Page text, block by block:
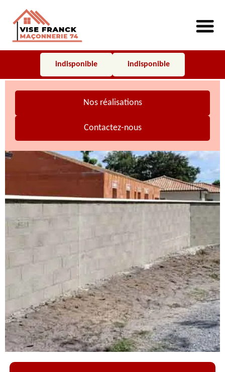
indisponible indisponible
Nos réalisations
Contactez-nous